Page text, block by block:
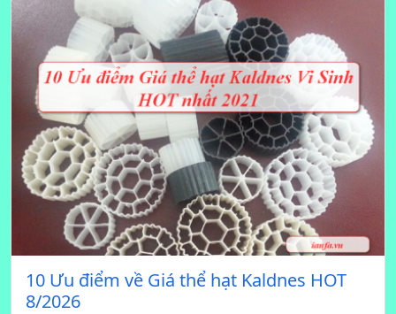
10 Ưu điểm về Giá thể hạt Kaldnes HOT
8/2026